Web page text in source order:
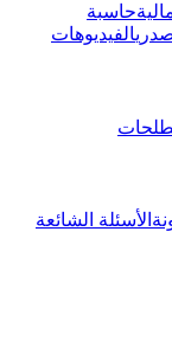
حاسبة
الفيديوهات
الأسئلة الشائعة